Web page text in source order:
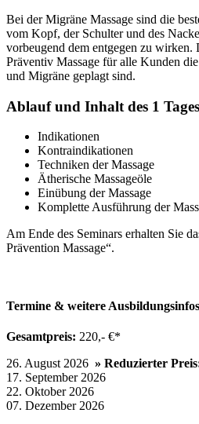
Bei der Migräne Massage sind die
vom Kopf, der Schulter und des
vorbeugend dem entgegen zu wirken.
Präventiv Massage für alle Kunden
und Migräne geplagt sind.
Ablauf und Inhalt des 1
Indikationen
Kontraindikationen
Techniken der Massage
Ätherische Massageöle
Einübung der Massage
Komplette Ausführung der
Am Ende des Seminars erhalten Sie
Prävention Massage“.
Termine & weitere Ausbildungsinfos
Gesamtpreis: 220,- €*
26. August 2026 » Reduzierter
17. September 2026
22. Oktober 2026
07. Dezember 2026